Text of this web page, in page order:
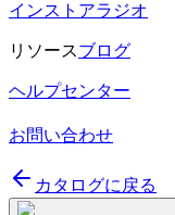
インストアラジオ
リソースブログ
ヘルプセンター
お問い合わせ
カタログに戻る